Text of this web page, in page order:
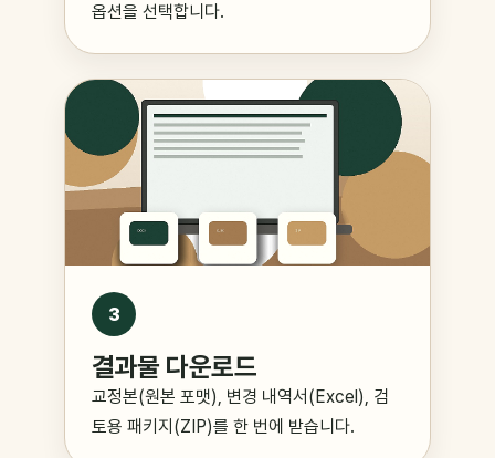
옵션을 선택합니다.
3
결과물 다운로드
교정본(원본 포맷), 변경 내역서(Excel), 검
토용 패키지(ZIP)를 한 번에 받습니다.